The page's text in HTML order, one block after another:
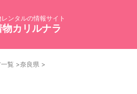
ンタルの情報サイト
物カリルナラ
覧 >奈良県 >